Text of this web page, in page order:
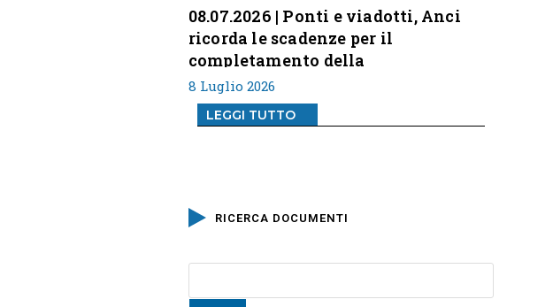
08.07.2026 | Ponti e viadotti, Anci
ricorda le scadenze per il
completamento della
classificazione del rischio
8 Luglio 2026
LEGGI TUTTO
RICERCA DOCUMENTI